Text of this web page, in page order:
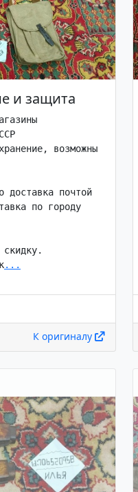
и защита
возможны
доставка почтой
по городу
скидку.
...
К оригиналу